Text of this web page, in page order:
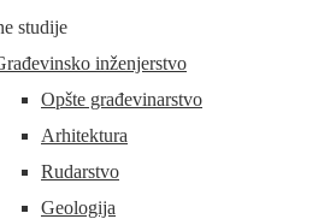
studije
inženjerstvo
Opšte građevinarstvo
Arhitektura
Rudarstvo
Geologija